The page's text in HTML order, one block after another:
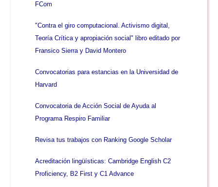
FCom
"Contra el giro computacional. Activismo digital,
Teoría Crítica y apropiación social" libro editado por
Fransico Sierra y David Montero
Convocatorias para estancias en la Universidad de
Harvard
Convocatoria de Acción Social de Ayuda al
Programa Respiro Familiar
Revisa tus trabajos con Ranking Google Scholar
Acreditación lingüísticas: Cambridge English C2
Proficiency, B2 First y C1 Advance